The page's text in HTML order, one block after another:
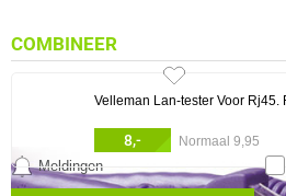
Meldingen
COMBINEER
Velleman Lan-tester Voor Rj45.
8,- Normaal 9,95